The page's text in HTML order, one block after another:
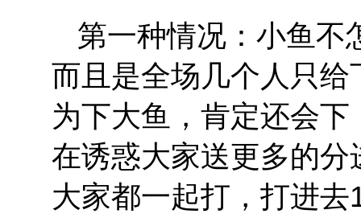
第一种情况：小鱼不
而且是全场几个人只
为下大鱼，肯定还会
在诱惑大家送更多的
大家都一起打，打进